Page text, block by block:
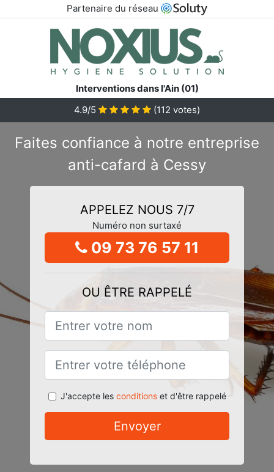
Partenaire du réseau
Interventions dans l'Ain (01)
4.9/5
(112 votes)
Faites confiance à notre entreprise
anti-cafard à Cessy
APPELEZ NOUS 7/7
Numéro non surtaxé
09 73 76 57 11
OU ÊTRE RAPPELÉ
J'accepte les conditionset d'être rappelé
Envoyer